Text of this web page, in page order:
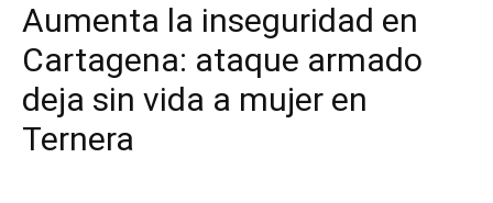
Aumenta la inseguridad en
Cartagena: ataque armado
deja sin vida a mujer en
Ternera